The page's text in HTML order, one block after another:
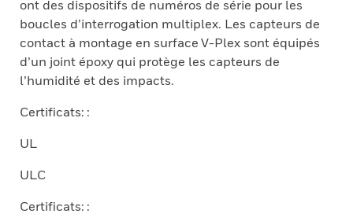
ont des dispositifs de numéros de série pour les
boucles d’interrogation multiplex. Les capteurs de
contact à montage en surface V-Plex sont équipés
d’un joint époxy qui protège les capteurs de
l’humidité et des impacts.
Certificats: :
UL
ULC
Certificats: :